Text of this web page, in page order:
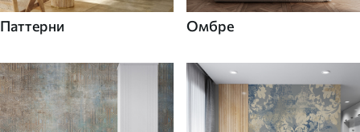
Паттерни Омбре